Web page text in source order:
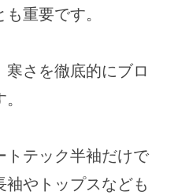
重要です。
さを徹底的にブロ
トテック半袖だけで
やトップスなども